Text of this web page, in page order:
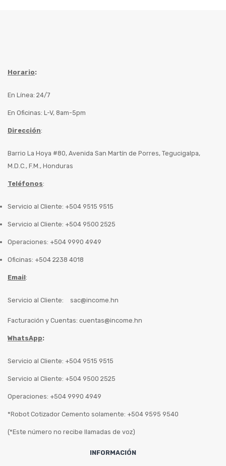
Horario:
En Línea: 24/7
En Oficinas: L-V, 8am-5pm
Dirección:
Barrio La Hoya #80, Avenida San Martín de Porres, Tegucigalpa,
M.D.C., F.M., Honduras
Teléfonos:
Servicio al Cliente: +504 9515 9515
Servicio al Cliente: +504 9500 2525
Operaciones: +504 9990 4949
Oficinas: +504 2238 4018
Email:
Servicio al Cliente: sac@income.hn
Facturación y Cuentas: cuentas@income.hn
WhatsApp:
Servicio al Cliente: +504 9515 9515
Servicio al Cliente: +504 9500 2525
Operaciones: +504 9990 4949
*Robot Cotizador Cemento solamente: +504 9595 9540
(*Este número no recibe llamadas de voz)
INFORMACIÓN